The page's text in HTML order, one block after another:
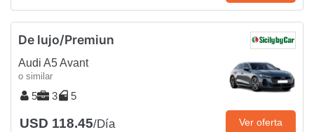
De lujo/Premiun
Audi A5 Avant
o similar
5 3 5
USD 118.45/Día Ver oferta